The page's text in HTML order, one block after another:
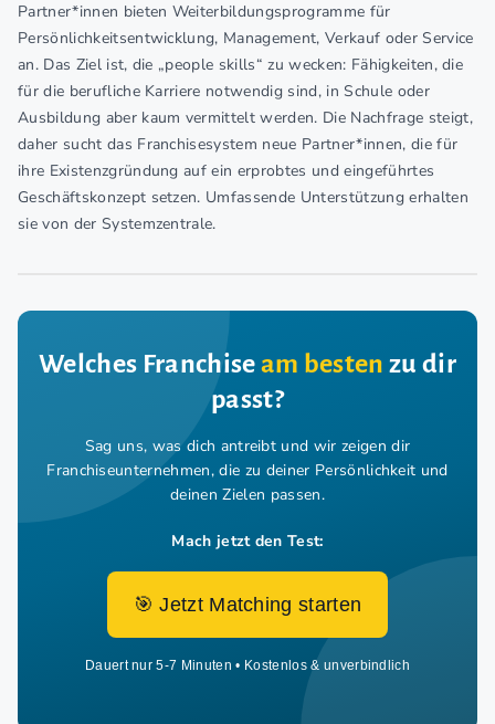
Partner*innen bieten Weiterbildungsprogramme für
Persönlichkeitsentwicklung, Management, Verkauf oder Service
an. Das Ziel ist, die „people skills“ zu wecken: Fähigkeiten, die
für die berufliche Karriere notwendig sind, in Schule oder
Ausbildung aber kaum vermittelt werden. Die Nachfrage steigt,
daher sucht das Franchisesystem neue Partner*innen, die für
ihre Existenzgründung auf ein erprobtes und eingeführtes
Geschäftskonzept setzen. Umfassende Unterstützung erhalten
sie von der Systemzentrale.
Welches Franchiseam besten zu dir
passt?
Sag uns, was dich antreibt und wir zeigen dir
Franchiseunternehmen, die zu deiner Persönlichkeit und
deinen Zielen passen.
Mach jetzt den Test:
🎯 Jetzt Matching starten
Dauert nur 5-7 Minuten • Kostenlos & unverbindlich